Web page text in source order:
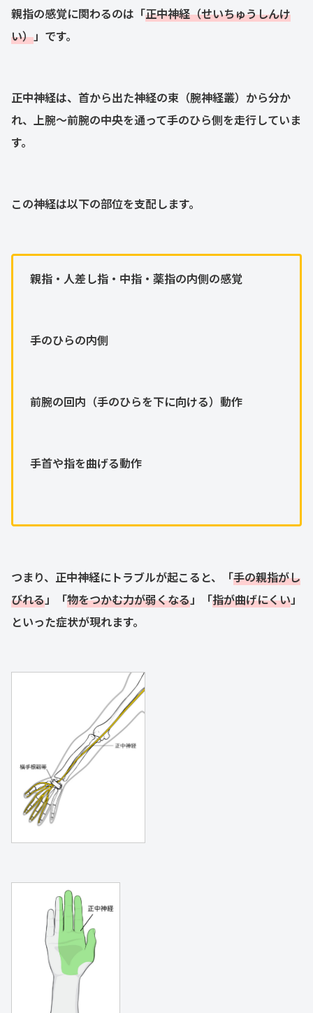
親指の感覚に関わるのは「正中神経（せいちゅうしんけ
い）」です。
正中神経は、首から出た神経の束（腕神経叢）から分か
れ、上腕〜前腕の中央を通って手のひら側を走行していま
す。
この神経は以下の部位を支配します。
親指・人差し指・中指・薬指の内側の感覚
手のひらの内側
前腕の回内（手のひらを下に向ける）動作
手首や指を曲げる動作
つまり、正中神経にトラブルが起こると、「手の親指がし
びれる」「物をつかむ力が弱くなる」「指が曲げにくい」
といった症状が現れます。